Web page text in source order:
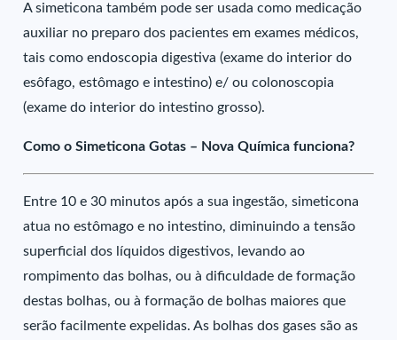
A simeticona também pode ser usada como medicação
auxiliar no preparo dos pacientes em exames médicos,
tais como endoscopia digestiva (exame do interior do
esôfago, estômago e intestino) e/ ou colonoscopia
(exame do interior do intestino grosso).
Como o Simeticona Gotas – Nova Química funciona?
Entre 10 e 30 minutos após a sua ingestão, simeticona
atua no estômago e no intestino, diminuindo a tensão
superficial dos líquidos digestivos, levando ao
rompimento das bolhas, ou à dificuldade de formação
destas bolhas, ou à formação de bolhas maiores que
serão facilmente expelidas. As bolhas dos gases são as